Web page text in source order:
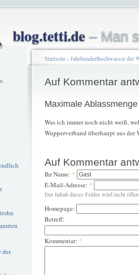
blog.tetti.de– Man
der
Startseite› Jahrhunderthochwasser der
Auf Kommentar
Maximale Ablassmenge
Was ich immer noch nicht weiß,
Wupperverband überhaupt aus der
Auf Kommentar
Ihr Name: *
E-Mail-Adresse: *
Der Inhalt dieses Feldes wird nicht
Homepage:
Betreff:
Kommentar: *